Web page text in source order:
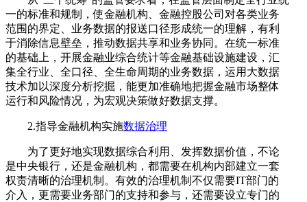
一的标准和规制，使金融机构、金融控股公司对各类业务
范围的界定、业务数据的报送口径形成统一的理解，有利
于消除信息壁垒，推动数据共享和业务协同。在统一标准
的基础上，开展金融业综合统计等金融基础设施建设，汇
集全行业、全口径、全生命周期的业务数据，运用大数据
技术加以深度分析挖掘，能更加准确地把握金融市场整体
运行和风险情况，为宏观决策做好数据支撑。
2.指导金融机构实‍施数据治理
为了更好地实现数据综合利用、发挥数据价值，不论
是中央银行，还是金融机构，都需要在机构内部建立一套
权责清晰的治理机制。有效的治理机制不仅需要IT部门的
介入，更需要业务部门的支持和参与，还需要设立专门的